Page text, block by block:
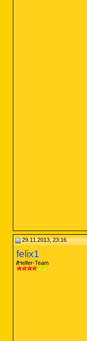
29.11.2013, 23:16
felix1
Helfer-Team